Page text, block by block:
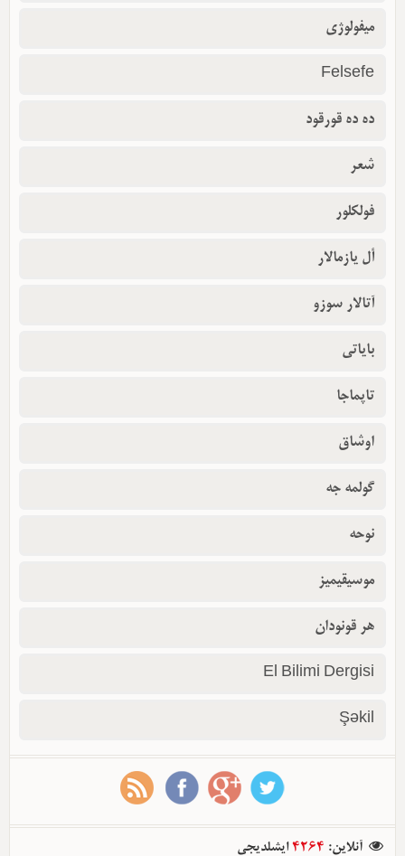
میفولوژی
Felsefe
ده ده قورقود
شعر
فولکلور
أل یازمالار
آتالار سوزو
بایاتی
تاپماجا
اوشاق
گولمه جه
نوحه
موسیقیمیز
هر قونودان
El Bilimi Dergisi
Şəkil
آنلاین:
4264ایشلدیجی